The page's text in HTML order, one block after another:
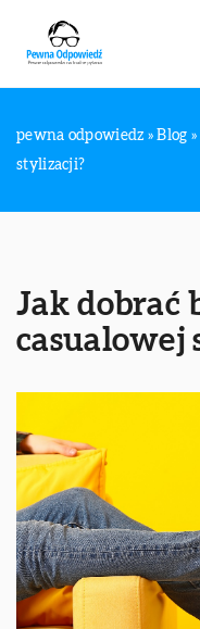
pewna odpowiedz »Blog »
stylizacji?
Jak dobrać
casualowej